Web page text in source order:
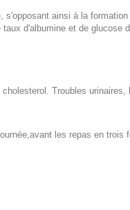
ainsi à la
d'albumine et de glucose
Troubles
les repas en trois